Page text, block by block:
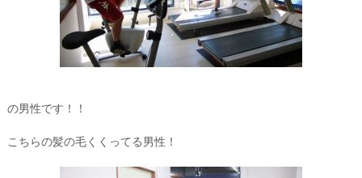
の男性です！！
こちらの髪の毛くくってる男性！